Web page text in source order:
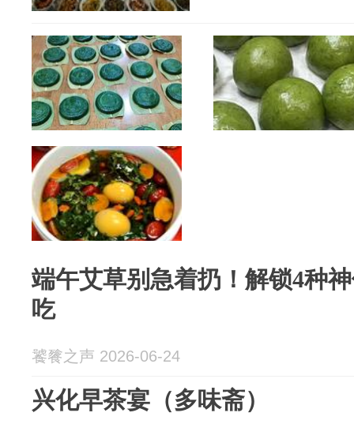
端午艾草别急着扔！解锁4种
吃
饕餮之声 2026-06-24
兴化早茶宴（多味斋）